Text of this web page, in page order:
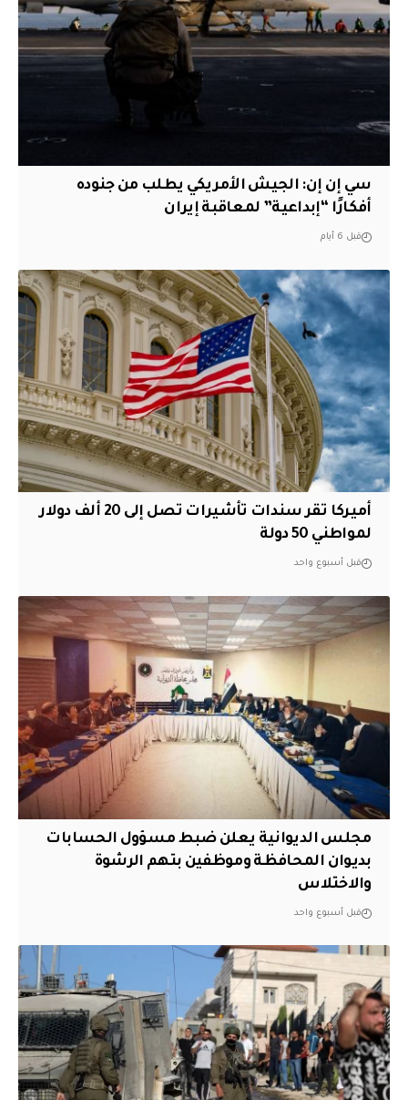
سي إن إن: الجيش الأمريكي يطلب من جنوده
أفكارًا “إبداعية” لمعاقبة إيران
قبل 6 أيام
أميركا تقر سندات تأشيرات تصل إلى 20 ألف دولار
لمواطني 50 دولة
قبل أسبوع واحد
مجلس الديوانية يعلن ضبط مسؤول الحسابات
بديوان المحافظة وموظفين بتهم الرشوة
والاختلاس
قبل أسبوع واحد